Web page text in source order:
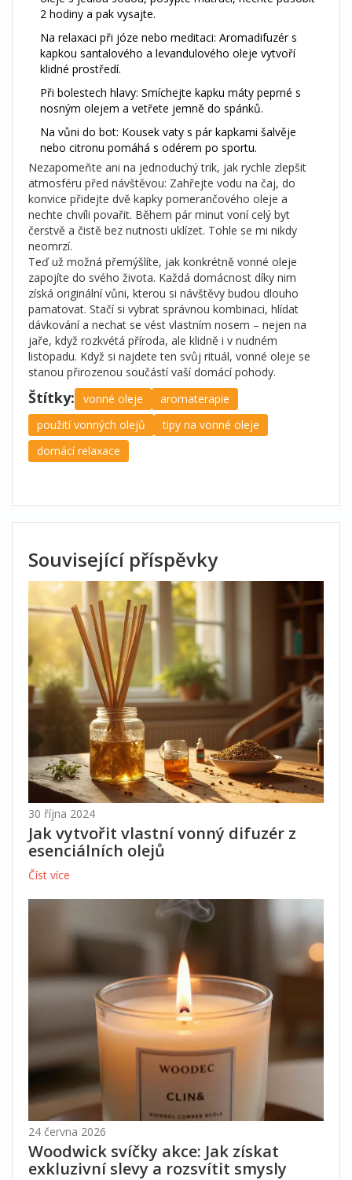
2 hodiny a pak vysajte.
Na relaxaci při józe nebo meditaci: Aromadifuzér s
kapkou santalového a levandulového oleje vytvoří
klidné prostředí.
Při bolestech hlavy: Smíchejte kapku máty peprné s
nosným olejem a vetřete jemně do spánků.
Na vůni do bot: Kousek vaty s pár kapkami šalvěje
nebo citronu pomáhá s odérem po sportu.
Nezapomeňte ani na jednoduchý trik, jak rychle zlepšit
atmosféru před návštěvou: Zahřejte vodu na čaj, do
konvice přidejte dvě kapky pomerančového oleje a
nechte chvíli povařit. Během pár minut voní celý byt
čerstvě a čistě bez nutnosti uklízet. Tohle se mi nikdy
neomrzí.
Teď už možná přemýšlíte, jak konkrétně vonné oleje
zapojíte do svého života. Každá domácnost díky nim
získá originální vůni, kterou si návštěvy budou dlouho
pamatovat. Stačí si vybrat správnou kombinaci, hlídat
dávkování a nechat se vést vlastním nosem – nejen na
jaře, když rozkvétá příroda, ale klidně i v nudném
listopadu. Když si najdete ten svůj rituál, vonné oleje se
stanou přirozenou součástí vaší domácí pohody.
Štítky: vonné oleje
aromaterapie
použití vonných olejů
tipy na vonné oleje
domácí relaxace
Související příspěvky
30 října 2024
Jak vytvořit vlastní vonný difuzér z
esenciálních olejů
Číst více
24 června 2026
Woodwick svíčky akce: Jak získat
exkluzivní slevy a rozsvítit smysly